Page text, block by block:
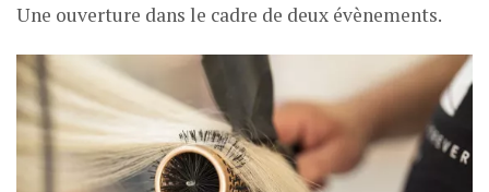
Une ouverture dans le cadre de deux évènements.